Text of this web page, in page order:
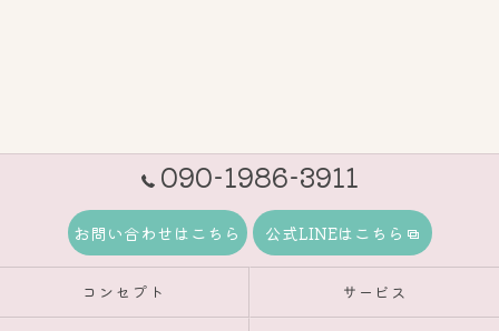
090-1986-3911
お問い合わせはこちら 公式LINEはこちら
コンセプト サービス